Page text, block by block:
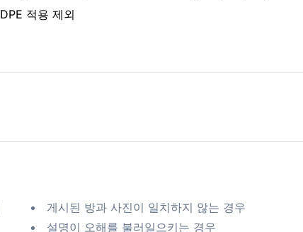
DPE 적용 제외
게시된 방과 사진이 일치하지 않는 경우
설명이 오해를 불러일으키는 경우